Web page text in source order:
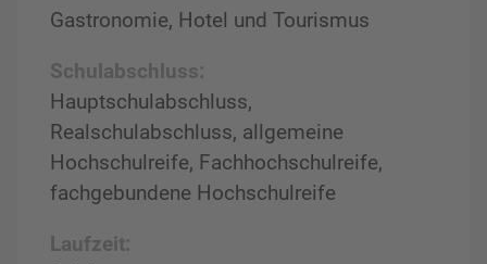
Gastronomie, Hotel und Tourismus
Schulabschluss:
Hauptschulabschluss,
Realschulabschluss, allgemeine
Hochschulreife, Fachhochschulreife,
fachgebundene Hochschulreife
Laufzeit: